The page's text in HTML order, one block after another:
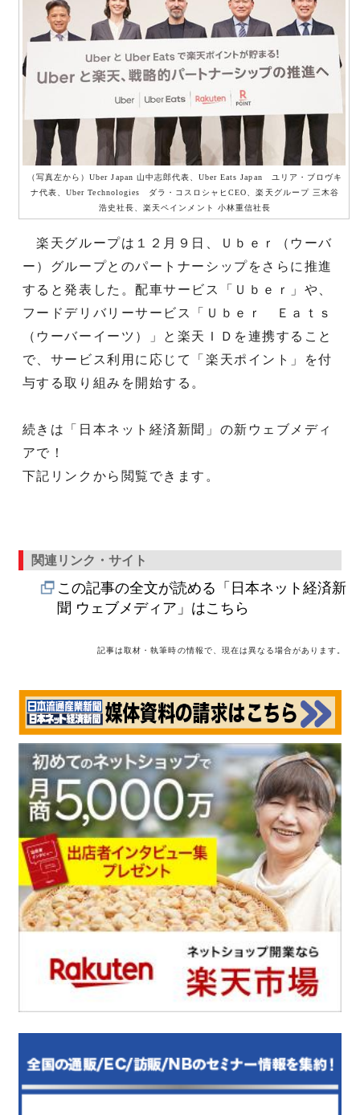
（写真左から）Uber Japan 山中志郎代表、Uber Eats Japan ユリア・ブロヴキ
ナ代表、Uber Technologies ダラ・コスロシャヒCEO、楽天グループ 三木谷
浩史社長、楽天ペインメント 小林重信社長
楽天グループは１２月９日、Ｕｂｅｒ（ウーバ
ー）グループとのパートナーシップをさらに推進
すると発表した。配車サービス「Ｕｂｅｒ」や、
フードデリバリーサービス「Ｕｂｅｒ Ｅａｔｓ
（ウーバーイーツ）」と楽天ＩＤを連携すること
で、サービス利用に応じて「楽天ポイント」を付
与する取り組みを開始する。
続きは「日本ネット経済新聞」の新ウェブメディ
アで！
下記リンクから閲覧できます。
関連リンク・サイト
この記事の全文が読める「日本ネット経済新
聞 ウェブメディア」はこちら
記事は取材・執筆時の情報で、現在は異なる場合があります。